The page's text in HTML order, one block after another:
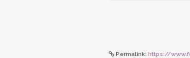
Permalink: https://